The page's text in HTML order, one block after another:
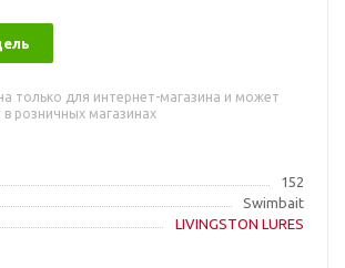
только для интернет-магазина и может
розничных магазинах
152
Swimbait
LIVINGSTON LURES